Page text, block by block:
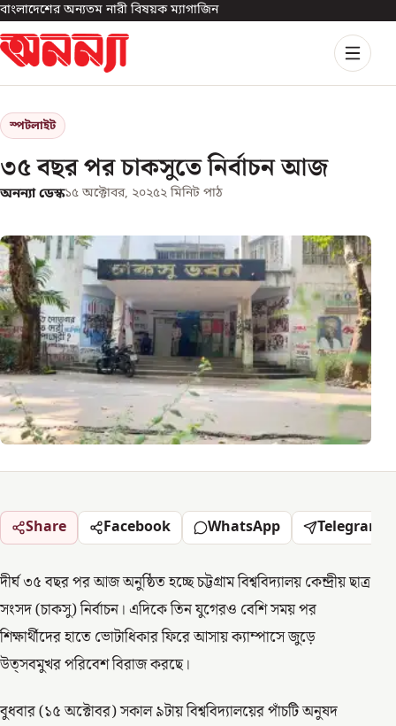
বাংলাদেশের অন্যতম নারী বিষয়ক ম্যাগাজিন
স্পটলাইট
৩৫ বছর পর চাকসুতে নির্বাচন আজ
অনন্যা ডেস্ক১৫ অক্টোবর, ২০২৫২ মিনিট পাঠ
Share Facebook WhatsApp Telegram
দীর্ঘ ৩৫ বছর পর আজ অনুষ্ঠিত হচ্ছে চট্টগ্রাম বিশ্ববিদ্যালয় কেন্দ্রীয় ছাত্র
সংসদ (চাকসু) নির্বাচন। এদিকে তিন যুগেরও বেশি সময় পর
শিক্ষার্থীদের হাতে ভোটাধিকার ফিরে আসায় ক্যাম্পাসে জুড়ে
উত্সবমুখর পরিবেশ বিরাজ করছে।
বুধবার (১৫ অক্টোবর) সকাল ৯টায় বিশ্ববিদ্যালয়ের পাঁচটি অনুষদ